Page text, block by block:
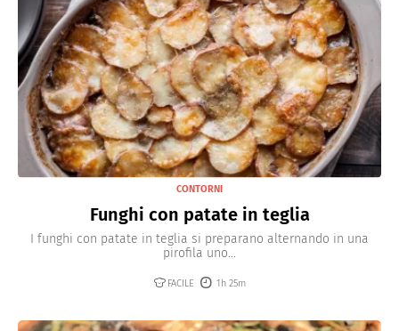
CONTORNI
Funghi con patate in teglia
I funghi con patate in teglia si preparano alternando in una
pirofila uno...
FACILE 1h 25m